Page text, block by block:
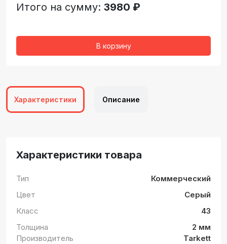
Итого на сумму: 3980 ₽
В корзину
Характеристики Описание
Характеристики товара
Тип
Коммерческий
Цвет
Серый
Класс
43
Толщина
2 мм
Производитель
Tarkett